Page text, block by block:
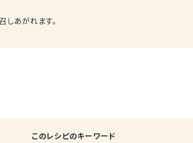
しあがれます。
このレシピのキーワード